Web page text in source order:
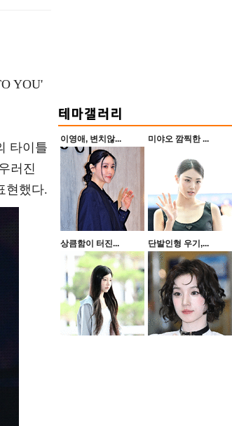
YOU'
타이틀
러진
현했다.
이영애, 변치않... 미야오 깜찍한 ...
상큼함이 터진... 단발인형 우기,...